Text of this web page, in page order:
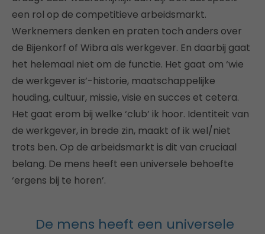
een rol op de competitieve arbeidsmarkt.
Werknemers denken en praten toch anders over
de Bijenkorf of Wibra als werkgever. En daarbij gaat
het helemaal niet om de functie. Het gaat om ‘wie
de werkgever is’-historie, maatschappelijke
houding, cultuur, missie, visie en succes et cetera.
Het gaat erom bij welke ‘club’ ik hoor. Identiteit van
de werkgever, in brede zin, maakt of ik wel/niet
trots ben. Op de arbeidsmarkt is dit van cruciaal
belang. De mens heeft een universele behoefte
‘ergens bij te horen’.
De mens heeft een universele